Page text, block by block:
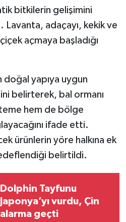
bitkilerin gelişimini
adaçayı, kekik ve
açmaya başladığı
doğal yapıya uygun
belirterek, bal ormanı
hem de bölge
ifade etti.
ürünlerin yöre halkına ek
belirtildi.
Dolphin Tayfunu
Japonya’yı vurdu, Çin
alarma geçti